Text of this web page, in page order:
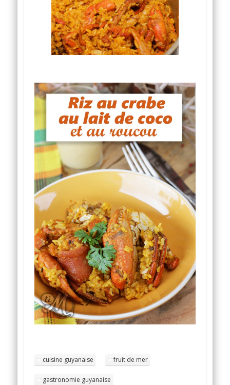
cuisine guyanaise fruit de mer
gastronomie guyanaise